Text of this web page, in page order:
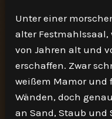
Unter einer
alter
von Jahren alt und
erschaffen. Zwar
weißem Mamor und
Wänden, doch
an Sand, Staub und